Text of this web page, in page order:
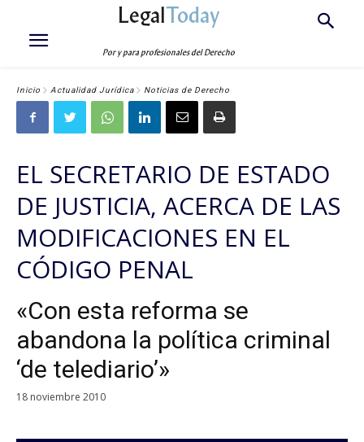
LegalToday
Por y para profesionales del Derecho
Inicio Actualidad Jurídica Noticias de Derecho
EL SECRETARIO DE ESTADO
DE JUSTICIA, ACERCA DE LAS
MODIFICACIONES EN EL
CÓDIGO PENAL
«Con esta reforma se
abandona la política criminal
‘de telediario’»
18 noviembre 2010